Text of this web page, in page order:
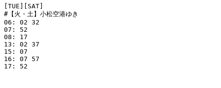
[TUE][SAT]
#【火・土】小松空港ゆき
06: 02 32
07: 52
08: 17
13: 02 37
15: 07
16: 07 57
17: 52